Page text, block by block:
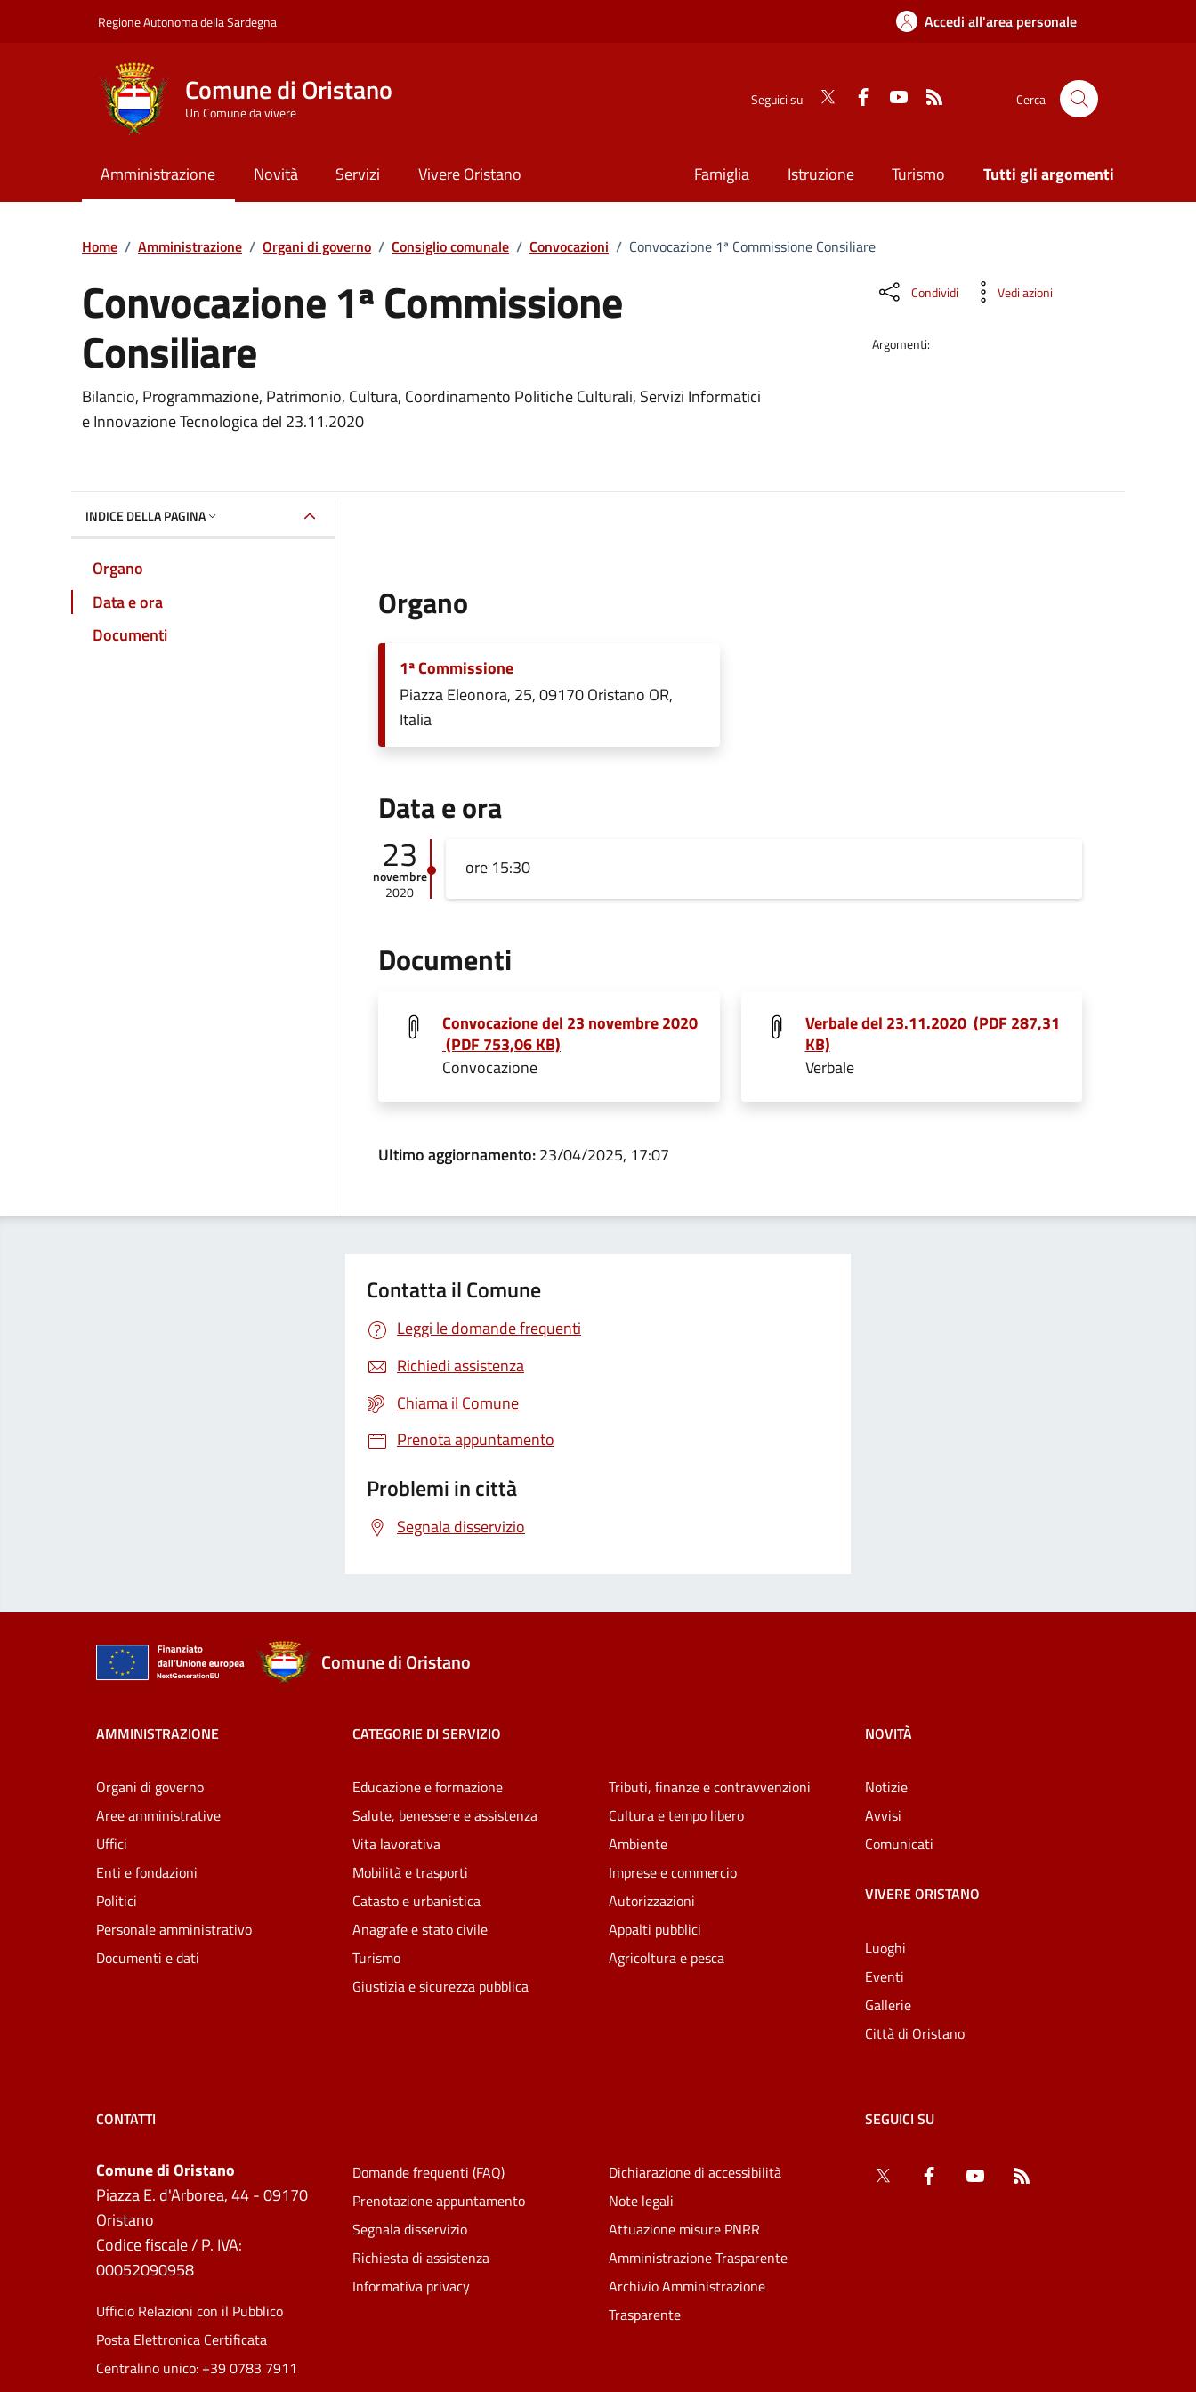
Regione Autonoma della Sardegna Accedi all'area personale
Comune di Oristano
Un Comune da vivere
Seguici su Cerca
Amministrazione Novità Servizi Vivere Oristano Famiglia Istruzione Turismo Tutti gli argomenti
Home / Amministrazione / Organi di governo / Consiglio comunale / Convocazioni / Convocazione 1ª Commissione Consiliare
Convocazione 1ª Commissione
Consiliare
???portal.DettaglioConvocazione???
Bilancio, Programmazione, Patrimonio, Cultura, Coordinamento Politiche Culturali, Servizi Informatici
e Innovazione Tecnologica del 23.11.2020
Condividi Vedi azioni
Argomenti:
INDICE DELLA PAGINA
Organo
Data e ora
Documenti
Organo
1ª Commissione
Piazza Eleonora, 25, 09170 Oristano OR,
Italia
Data e ora
23
novembre
2020
ore 15:30
Documenti
Convocazione del 23 novembre 2020
(PDF 753,06 KB)
Convocazione
Verbale del 23.11.2020 (PDF 287,31
KB)
Verbale
Ultimo aggiornamento:23/04/2025, 17:07
Contatta il Comune
Leggi le domande frequenti
Richiedi assistenza
Chiama il Comune
Prenota appuntamento
Problemi in città
Segnala disservizio
Comune di Oristano
AMMINISTRAZIONE
Organi di governo
Aree amministrative
Uffici
Enti e fondazioni
Politici
Personale amministrativo
Documenti e dati
CATEGORIE DI SERVIZIO
Educazione e formazione
Salute, benessere e assistenza
Vita lavorativa
Mobilità e trasporti
Catasto e urbanistica
Anagrafe e stato civile
Turismo
Giustizia e sicurezza pubblica
Tributi, finanze e contravvenzioni
Cultura e tempo libero
Ambiente
Imprese e commercio
Autorizzazioni
Appalti pubblici
Agricoltura e pesca
NOVITÀ
Notizie
Avvisi
Comunicati
VIVERE ORISTANO
Luoghi
Eventi
Gallerie
Città di Oristano
CONTATTI
Comune di Oristano
Piazza E. d'Arborea, 44 - 09170
Oristano
Codice fiscale / P. IVA:
00052090958
Ufficio Relazioni con il Pubblico
Posta Elettronica Certificata
Centralino unico: +39 0783 7911
Domande frequenti (FAQ)
Prenotazione appuntamento
Segnala disservizio
Richiesta di assistenza
Informativa privacy
Dichiarazione di accessibilità
Note legali
Attuazione misure PNRR
Amministrazione Trasparente
Archivio Amministrazione
Trasparente
SEGUICI SU
Twitter Facebook YouTube